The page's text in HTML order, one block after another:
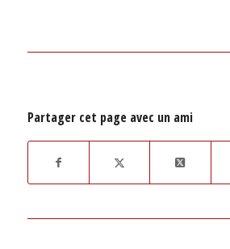
Partager cet page avec un ami